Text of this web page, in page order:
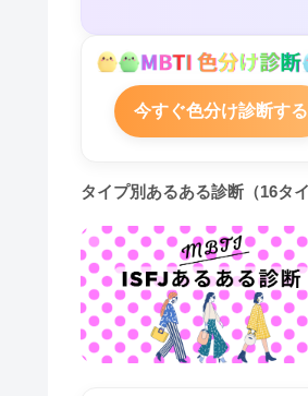
今すぐ色分け診断する
タイプ別あるある診断（16タイ